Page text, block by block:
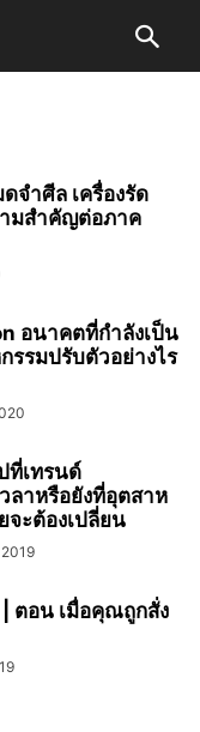
จำศีล เครื่องรัด
มสำคัญต่อภาค
อนาคตที่กำลังเป็น
รมปรับตัวอย่างไร
ที่เทรนด์
ลาหรือยังที่อุตสาห
จะต้องเปลี่ยน
ตอน เมื่อคุณถูกสั่ง